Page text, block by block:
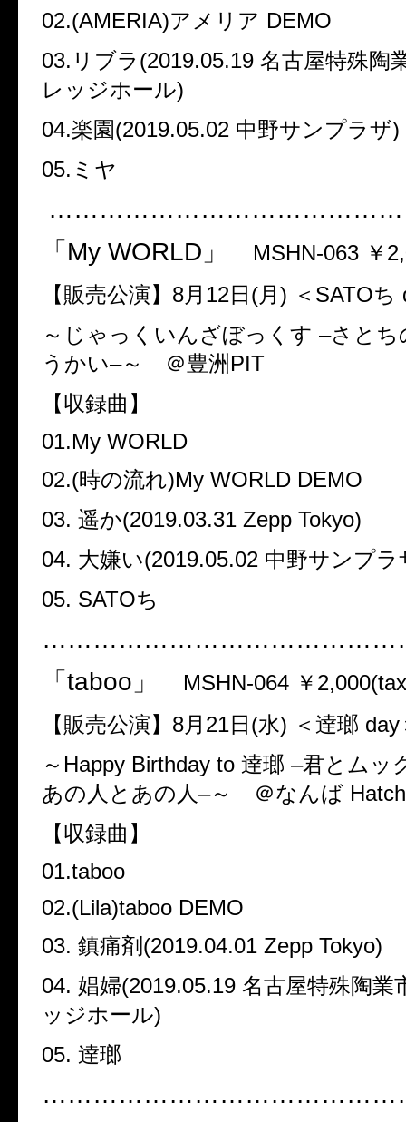
02.(AMERIA)アメリア DEMO
03. リブラ (2019.05.19 名古屋特殊陶
レッジホール)
04.楽園(2019.05.02 中野サンプラザ)
05. ミヤ
「 My WORLD 」 MSHN-063 ￥
【販売公演】 8月 12日 (月 ) ＜ SATOち
～じゃっくいんざぼっくす –さとち
うかい–～ ＠豊洲 PIT
【収録曲】
01.My WORLD
02.(時の流れ)My WORLD DEMO
03. 遥か(2019.03.31 Zepp Tokyo)
04. 大嫌い(2019.05.02 中野サンプラ
05. SATOち
「 taboo 」 MSHN-064 ￥ 2,000(
【販売公演】 8月 21日 (水) ＜逹瑯 day
～ Happy Birthday to 逹瑯 –君とムッ
あの人とあの人–～ ＠なんば Hatch
【収録曲】
01.taboo
02.(Lila)taboo DEMO
03. 鎮痛剤 (2019.04.01 Zepp Tokyo)
04. 娼婦(2019.05.19 名古屋特殊陶業
ッジホール)
05. 逹瑯